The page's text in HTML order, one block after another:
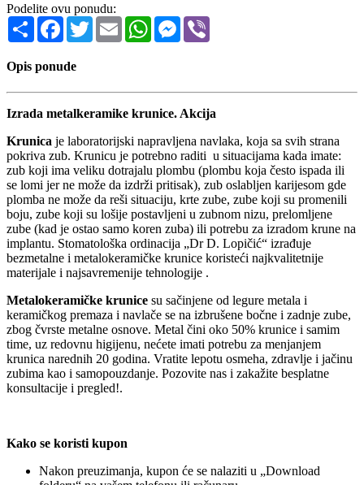
Podelite ovu ponudu:
Share Facebook
TwitterEmail WhatsAppMessenger
Opis ponude
Izrada metalkeramike krunice. Akcija
Krunica je laboratorijski napravljena navlaka, koja sa svih strana
pokriva zub. Krunicu je potrebno raditi u situacijama kada imate:
zub koji ima veliku dotrajalu plombu (plombu koja često ispada ili
se lomi jer ne može da izdrži pritisak), zub oslabljen karijesom gde
plomba ne može da reši situaciju, krte zube, zube koji su promenili
boju, zube koji su lošije postavljeni u zubnom nizu, prelomljene
zube (kad je ostao samo koren zuba) ili potrebu za izradom krune na
implantu. Stomatološka ordinacija „Dr D. Lopičić“ izrađuje
bezmetalne i metalokeramičke krunice koristeći najkvalitetnije
materijale i najsavremenije tehnologije .
Metalokeramičke krunice su sačinjene od legure metala i
keramičkog premaza i navlače se na izbrušene bočne i zadnje zube,
zbog čvrste metalne osnove. Metal čini oko 50% krunice i samim
time, uz redovnu higijenu, nećete imati potrebu za menjanjem
krunica narednih 20 godina. Vratite lepotu osmeha, zdravlje i jačinu
zubima kao i samopouzdanje. Pozovite nas i zakažite besplatne
konsultacije i pregled!.
Kako se koristi kupon
Nakon preuzimanja, kupon će se nalaziti u „Download